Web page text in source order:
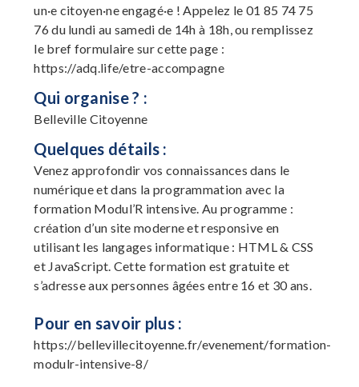
un·e citoyen·ne engagé·e ! Appelez le 01 85 74 75
76 du lundi au samedi de 14h à 18h, ou remplissez
le bref formulaire sur cette page :
https://adq.life/etre-accompagne
Qui organise ? :
Belleville Citoyenne
Quelques détails :
Venez approfondir vos connaissances dans le
numérique et dans la programmation avec la
formation Modul’R intensive. Au programme :
création d’un site moderne et responsive en
utilisant les langages informatique : HTML & CSS
et JavaScript. Cette formation est gratuite et
s’adresse aux personnes âgées entre 16 et 30 ans.
Pour en savoir plus :
https://bellevillecitoyenne.fr/evenement/formation-
modulr-intensive-8/